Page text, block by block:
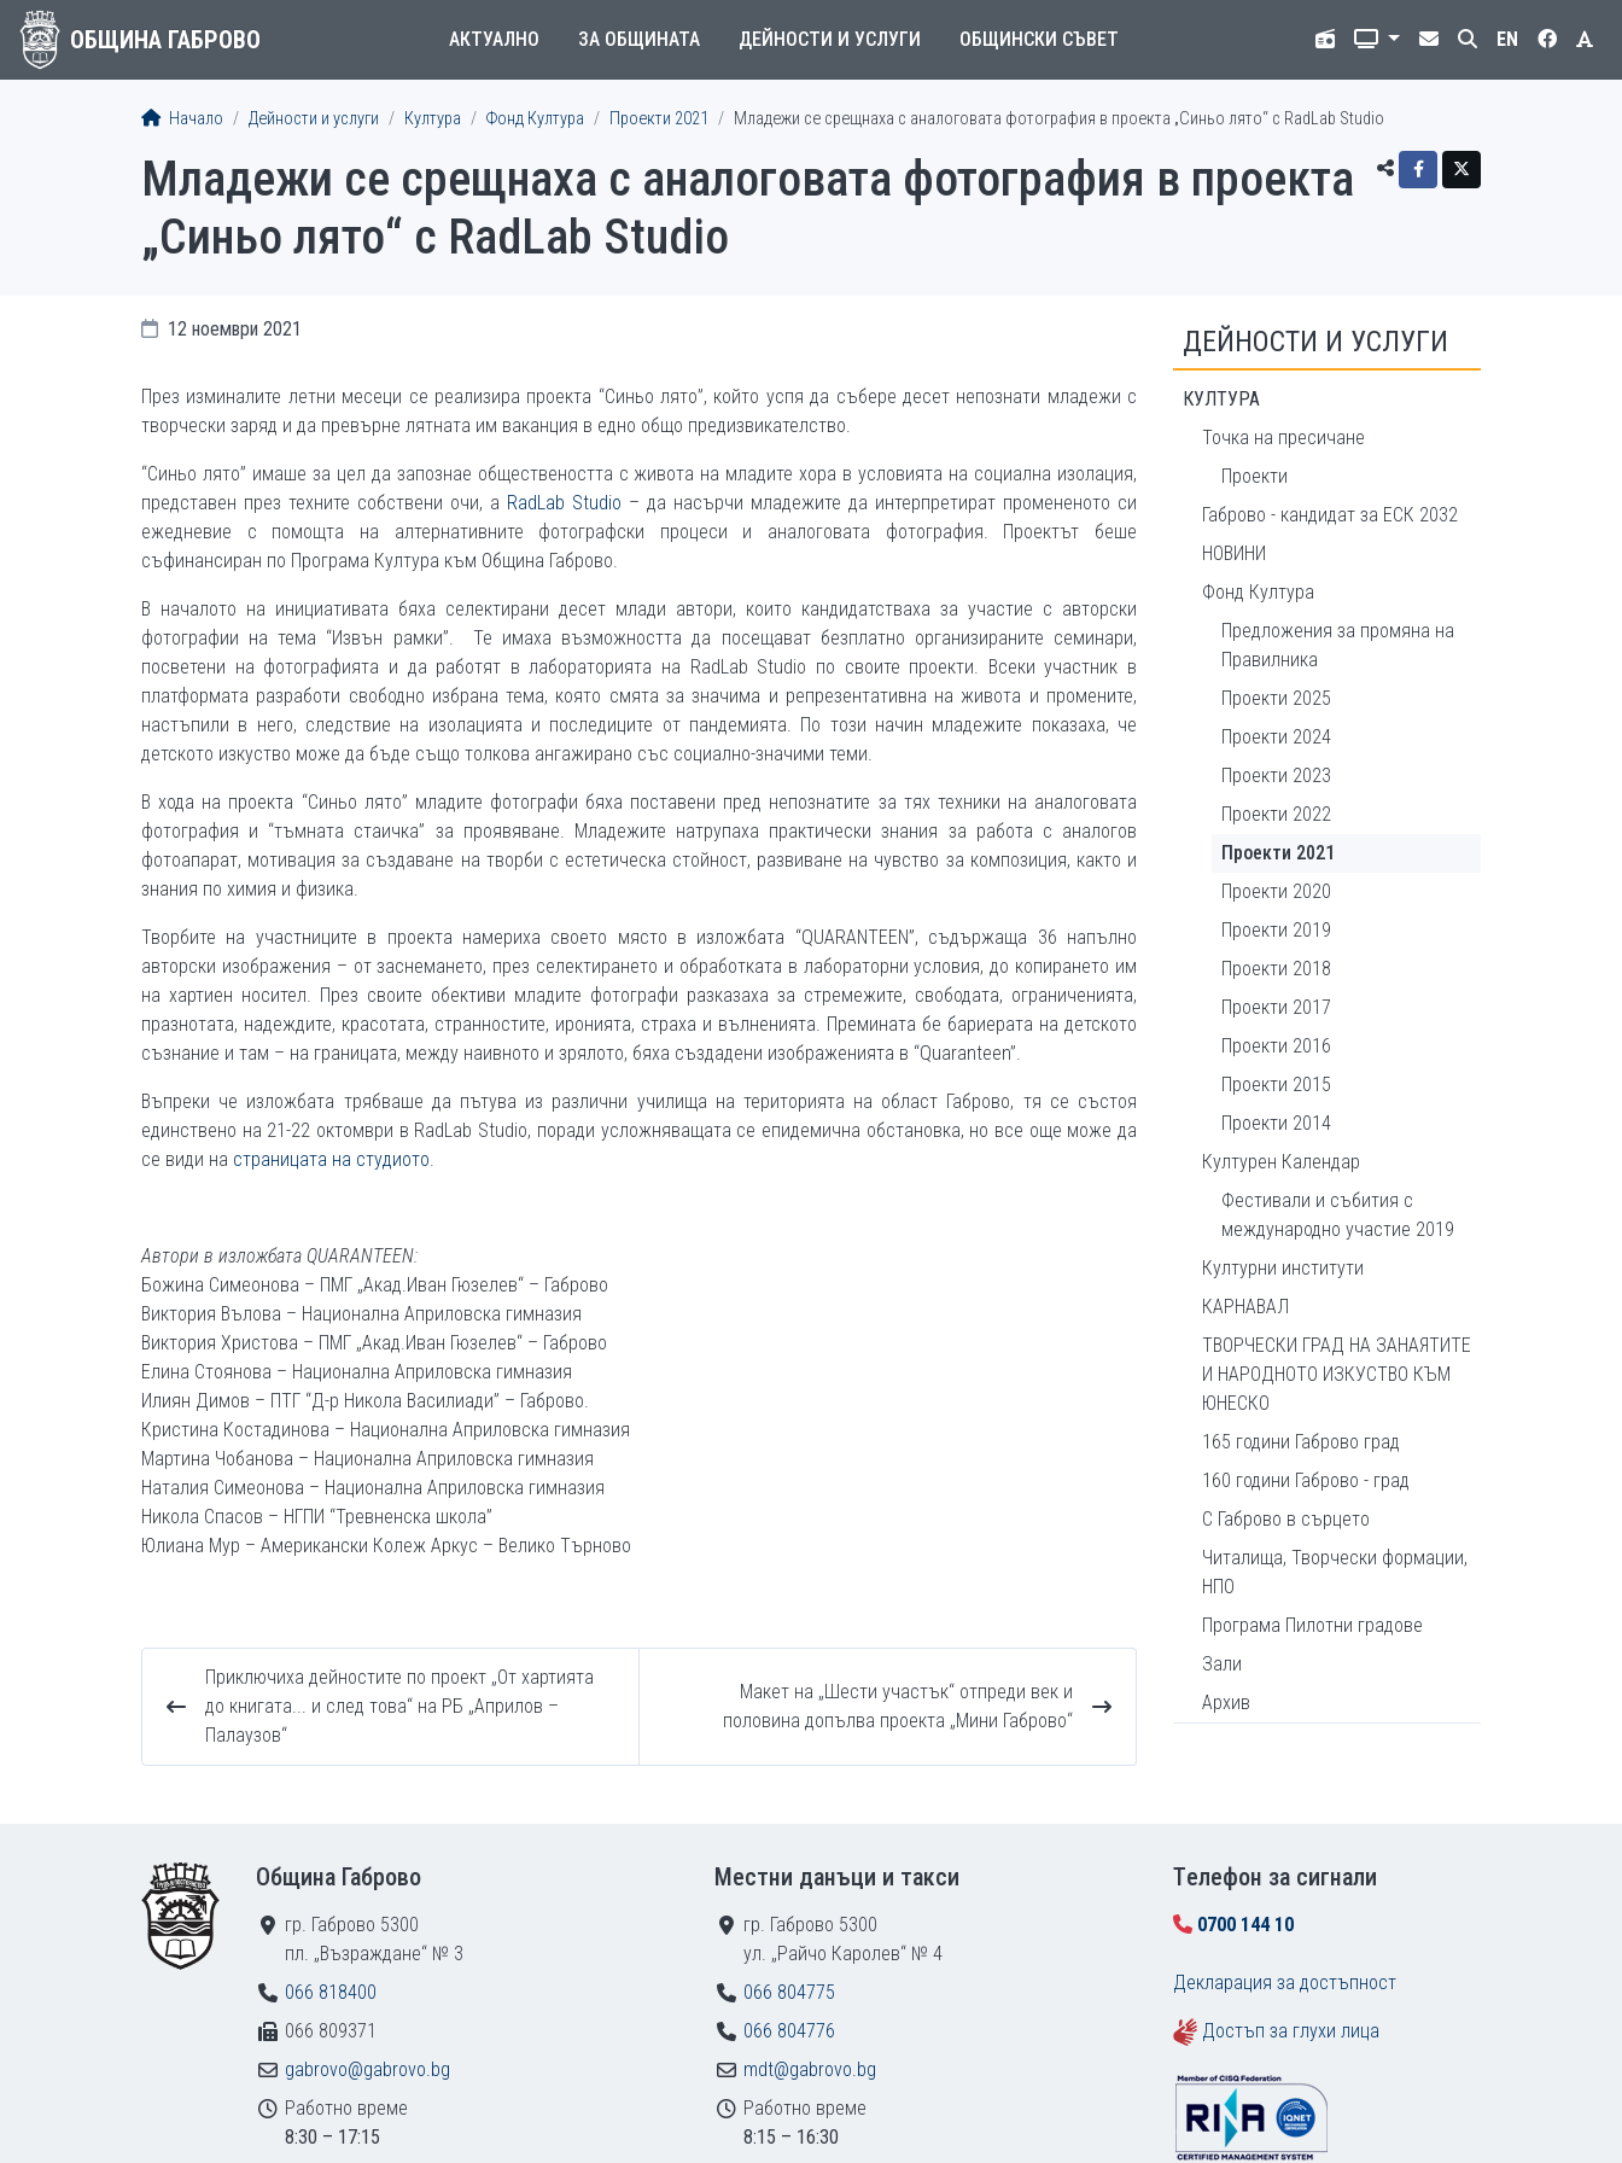
ОБЩИНА ГАБРОВО АКТУАЛНО ЗА ОБЩИНАТА ДЕЙНОСТИ И УСЛУГИ ОБЩИНСКИ СЪВЕТ EN
Начало Дейности и услуги Култура Фонд Култура Проекти 2021 Младежи се срещнаха с аналоговата фотография в проекта „Синьо лято“ с RadLab Studio
Младежи се срещнаха с аналоговата фотография в проекта
„Синьо лято“ с RadLab Studio
12 ноември 2021
През изминалите летни месеци се реализира проекта “Синьо лято”, който успя да събере десет непознати младежи с
творчески заряд и да превърне лятната им ваканция в едно общо предизвикателство.
“Синьо лято” имаше за цел да запознае обществеността с живота на младите хора в условията на социална изолация,
представен през техните собствени очи, а RadLab Studio – да насърчи младежите да интерпретират промененото си
ежедневие с помощта на алтернативните фотографски процеси и аналоговата фотография. Проектът беше
съфинансиран по Програма Култура към Община Габрово.
В началото на инициативата бяха селектирани десет млади автори, които кандидатстваха за участие с авторски
фотографии на тема “Извън рамки”. Те имаха възможността да посещават безплатно организираните семинари,
посветени на фотографията и да работят в лабораторията на RadLab Studio по своите проекти. Всеки участник в
платформата разработи свободно избрана тема, която смята за значима и репрезентативна на живота и промените,
настъпили в него, следствие на изолацията и последиците от пандемията. По този начин младежите показаха, че
детското изкуство може да бъде също толкова ангажирано със социално-значими теми.
В хода на проекта “Синьо лято” младите фотографи бяха поставени пред непознатите за тях техники на аналоговата
фотография и “тъмната стаичка” за проявяване. Младежите натрупаха практически знания за работа с аналогов
фотоапарат, мотивация за създаване на творби с естетическа стойност, развиване на чувство за композиция, както и
знания по химия и физика.
Творбите на участниците в проекта намериха своето място в изложбата “QUARANTEEN”, съдържаща 36 напълно
авторски изображения – от заснемането, през селектирането и обработката в лабораторни условия, до копирането им
на хартиен носител. През своите обективи младите фотографи разказаха за стремежите, свободата, ограниченията,
празнотата, надеждите, красотата, странностите, иронията, страха и вълненията. Премината бе бариерата на детското
съзнание и там – на границата, между наивното и зрялото, бяха създадени изображенията в “Quaranteen”.
Въпреки че изложбата трябваше да пътува из различни училища на територията на област Габрово, тя се състоя
единствено на 21-22 октомври в RadLab Studio, поради усложняващата се епидемична обстановка, но все още може да
се види на страницата на студиото.
Автори в изложбата QUARANTEEN:
Божина Симеонова – ПМГ „Акад.Иван Гюзелев“ – Габрово
Виктория Вълова – Национална Априловска гимназия
Виктория Христова – ПМГ „Акад.Иван Гюзелев“ – Габрово
Елина Стоянова – Национална Априловска гимназия
Илиян Димов – ПТГ “Д-р Никола Василиади” – Габрово.
Кристина Костадинова – Национална Априловска гимназия
Мартина Чобанова – Национална Априловска гимназия
Наталия Симеонова – Национална Априловска гимназия
Никола Спасов – НГПИ “Тревненска школа”
Юлиана Мур – Американски Колеж Аркус – Велико Търново
Приключиха дейностите по проект „От хартията
до книгата... и след това“ на РБ „Априлов –
Палаузов“
Макет на „Шести участък“ отпреди век и
половина допълва проекта „Мини Габрово“
ДЕЙНОСТИ И УСЛУГИ
КУЛТУРА
Точка на пресичане
Проекти
Габрово - кандидат за ЕСК 2032
НОВИНИ
Фонд Култура
Предложения за промяна на
Правилника
Проекти 2025
Проекти 2024
Проекти 2023
Проекти 2022
Проекти 2021
Проекти 2020
Проекти 2019
Проекти 2018
Проекти 2017
Проекти 2016
Проекти 2015
Проекти 2014
Културен Календар
Фестивали и събития с
международно участие 2019
Културни институти
КАРНАВАЛ
ТВОРЧЕСКИ ГРАД НА ЗАНАЯТИТЕ
И НАРОДНОТО ИЗКУСТВО КЪМ
ЮНЕСКО
165 години Габрово град
160 години Габрово - град
С Габрово в сърцето
Читалища, Творчески формации,
НПО
Програма Пилотни градове
Зали
Архив
Община Габрово
гр. Габрово 5300
пл. „Възраждане“ № 3
066 818400
066 809371
gabrovo@gabrovo.bg
Работно време
8:30 – 17:15
Местни данъци и такси
гр. Габрово 5300
ул. „Райчо Каролев“ № 4
066 804775
066 804776
mdt@gabrovo.bg
Работно време
8:15 – 16:30
Tелефон за сигнали
0700 144 10
Декларация за достъпност
Достъп за глухи лица